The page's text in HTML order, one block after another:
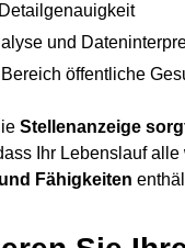
und
öffentliche
Stellenanzeige
Ihr Lebenslauf alle
Fähigkeiten